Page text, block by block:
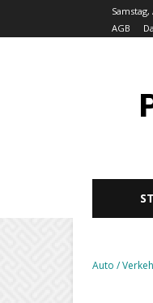
Samstag,
AGB
Auto /